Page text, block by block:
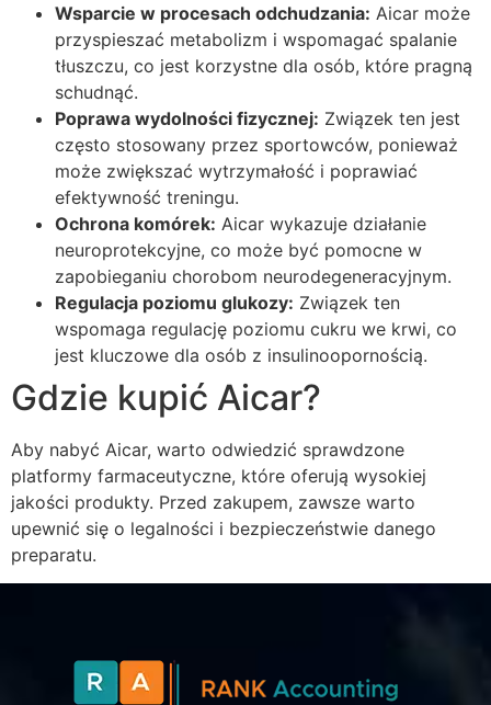
Wsparcie w procesach odchudzania: Aicar może
przyspieszać metabolizm i wspomagać spalanie
tłuszczu, co jest korzystne dla osób, które pragną
schudnąć.
Poprawa wydolności fizycznej: Związek ten jest
często stosowany przez sportowców, ponieważ
może zwiększać wytrzymałość i poprawiać
efektywność treningu.
Ochrona komórek: Aicar wykazuje działanie
neuroprotekcyjne, co może być pomocne w
zapobieganiu chorobom neurodegeneracyjnym.
Regulacja poziomu glukozy: Związek ten
wspomaga regulację poziomu cukru we krwi, co
jest kluczowe dla osób z insulinoopornością.
Gdzie kupić Aicar?
Aby nabyć Aicar, warto odwiedzić sprawdzone
platformy farmaceutyczne, które oferują wysokiej
jakości produkty. Przed zakupem, zawsze warto
upewnić się o legalności i bezpieczeństwie danego
preparatu.